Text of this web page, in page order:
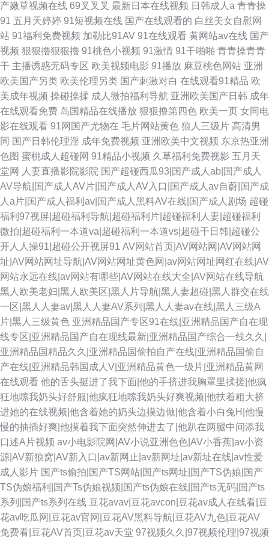
产嫩草视频在线 69叉叉叉 最新日本在线视频 日韩成人a 青青操
91 五月天婷婷 91短视频在线 国产在线观看的 白丝美女自慰网
站 91福利免费视频 加勒比91AV 91在线观看 黄网站av在线 国产
视频 狠狠擼狠狠擼 91桃色小视频 91激情 91干啪啪 青青操青青
干 主播诱惑无码专区 欧美视频电影 91播放 麻豆桃色网站 亚洲
欧美国产另类 欧美伦理另类 国产刺激对白 在线观看91精品 欧
美成年视频 操碰操揉 成人微拍福利导航 亚洲欧美国产日韩 成年
在线观看免费 岛国精品在线播放 狠狠撸第四色 欧美一页 女同电
影在线观看 91网国产尤物在 毛片网站黄色 狼人三级片 高清男
同 国产日韩伦理淫 成年免费视频 亚洲欧美中文视频 东京热亚洲
色图 蜜桃成人超碰网 91精品小视频 久草福利免费视影 五月天
堂网
人妻直播影院影院 国产超碰西瓜93|国产成人ab|国产成人
AV导航|国产成人AV片|国产成人AV入口|国产成人av自蔚|国产成
人a片|国产成人福利av|国产成人黑料AV在线|国产成人剧场 超碰
福利97视屏|超碰福利导航|超碰福利片|超碰福利人妻|超碰福利
微拍|超碰福利一本道va|超碰福利一本道vs|超碰干日韩|超碰公
开人人操91|超碰公开视屏91 AV网站首页|AV网站网|AV网站网
址|AV网站网址导航|AV网站网址黄色网|av网站网址网红在线|AV
网站永远在线|av网站有哪些|AV网站在线大全|AV网站在线导航
黑人欧美老妇|黑人欧美区|黑人片导航|黑人妻超碰|黑人群交在线
一区|黑人人妻av|黑人人妻AV系列|黑人人妻av在线|黑人三级A
片|黑人三级黄色 亚洲精品国产专区91在线|亚洲精品国产自在现
线专区|亚洲精品国产自在现线最新|亚洲精品国产综合一线久久|
亚洲精品国精品久久|亚洲精品国偷拍自产在线|亚洲精品国偷自
产在线|亚洲精品韩国成人V|亚洲精品黄色一级片|亚洲精品黄网
在线观看 他的舌头挺进了我下面|他的手挤进我胸罩里揉搓|他疯
狂地嗦我奶头好舒服|他疯狂地嗦我奶头好爽视频|他扶着粗大挤
进她的在线视频|他含着她的奶头边摸边做|他含着小白兔H|他慢
慢的抽插好爽|他摸着我下面突然伸进去了|他趴在两腿中间添我
口述A片视频 av小电影院网|AV小说亚洲色色|AV小香蕉|av小资
源|AV新狼窝|AV新入口|av新网止|av新网址|av新址在线|av性爱
成人影片 国产ts偷拍|国产TS网站|国产ts网址|国产TS伪娘|国产
TS伪娘福利|国产Ts伪娘视频|国产ts伪娘在线|国产ts无码|国产ts
系列|国产ts系列在线 豆花avav|豆花avcon|豆花av成人在线看|豆
花av吃瓜网|豆花av官网|豆花AV黑料导航|豆花AV九色|豆花AV
免费看|豆花AV首页|豆花av天堂 97视频久久|97视频伦理|97视频